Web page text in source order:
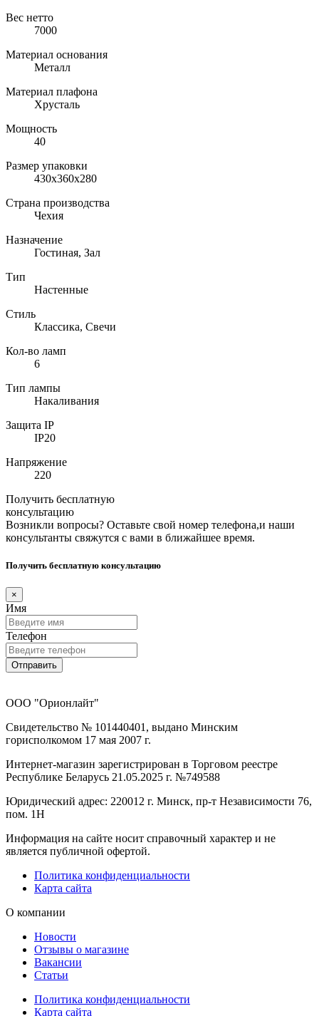
Вес нетто
7000
Материал основания
Металл
Материал плафона
Хрусталь
Мощность
40
Размер упаковки
430x360x280
Страна производства
Чехия
Назначение
Гостиная, Зал
Тип
Настенные
Стиль
Классика, Свечи
Кол-во ламп
6
Тип лампы
Накаливания
Защита IP
IP20
Напряжение
220
Получить бесплатную
консультацию
Возникли вопросы? Оставьте свой номер телефона,и наши
консультанты свяжутся с вами в ближайшее время.
Получить бесплатную консультацию
×
Имя
Телефон
Отправить
ООО "Орионлайт"
Свидетельство № 101440401, выдано Минским
горисполкомом 17 мая 2007 г.
Интернет-магазин зарегистрирован в Торговом реестре
Республике Беларусь 21.05.2025 г. №749588
Юридический адрес: 220012 г. Минск, пр-т Независимости 76,
пом. 1Н
Информация на сайте носит справочный характер и не
является публичной офертой.
Политика конфиденциальности
Карта сайта
О компании
Новости
Отзывы о магазине
Вакансии
Статьи
Политика конфиденциальности
Карта сайта